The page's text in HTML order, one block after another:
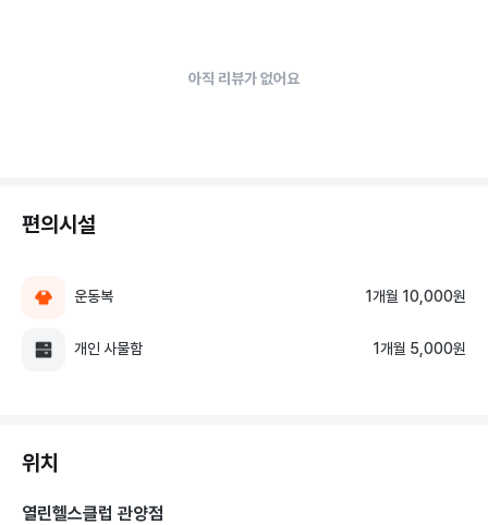
아직 리뷰가 없어요
편의시설
운동복 1개월 10,000원
개인 사물함 1개월 5,000원
위치
열린헬스클럽 관양점